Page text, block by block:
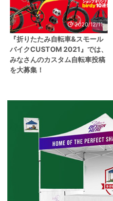
2020/12/11
『折りたたみ自転車&スモール
バイクCUSTOM 2021』では、
みなさんのカスタム自転車投稿
を大募集！